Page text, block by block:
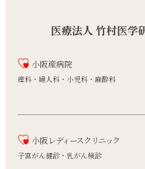
医療法人 竹村医学
小阪産病院
産科・婦人科・小児科・麻酔科
小阪 レディースクリニック
子宮がん健診・乳がん検診